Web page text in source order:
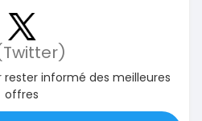
rester informé des meilleures
offres